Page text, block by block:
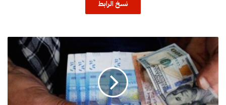
نسخ الرابط
ر
ت
ف
ا
ع